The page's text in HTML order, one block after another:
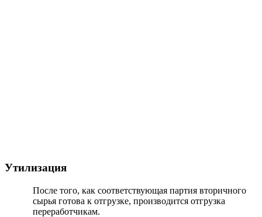
Утилизация
После того, как соответствующая партия вторичного
сырья готова к отгрузке, производится отгрузка
переработчикам.